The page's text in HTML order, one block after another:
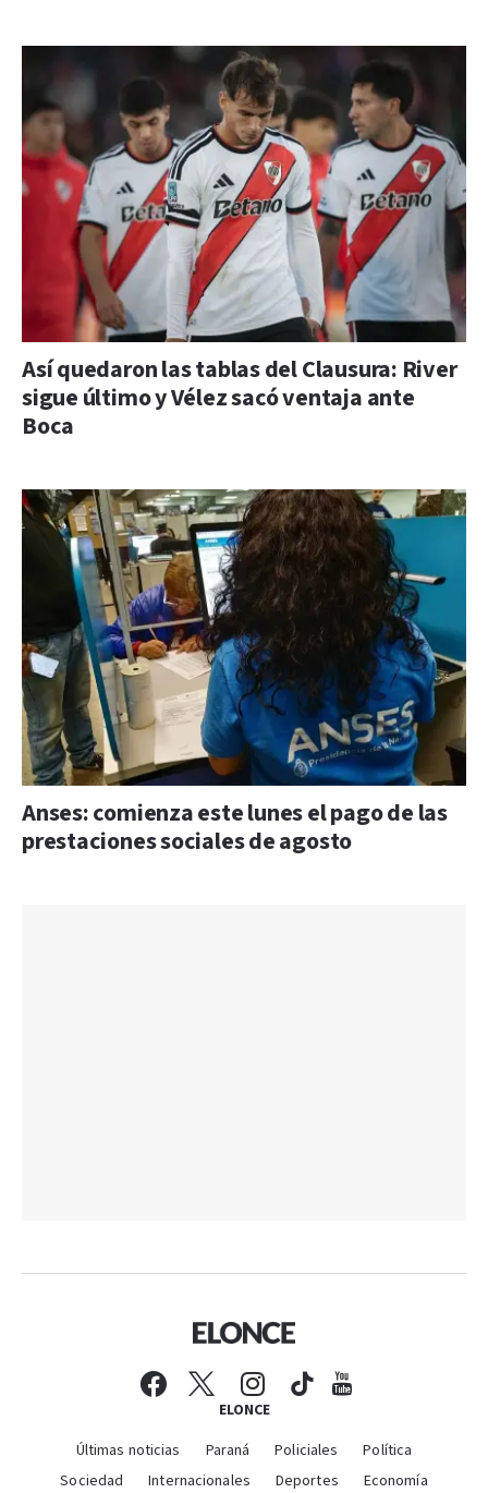
Así quedaron las tablas del Clausura: River
sigue último y Vélez sacó ventaja ante
Boca
Anses: comienza este lunes el pago de las
prestaciones sociales de agosto
ELONCE
Últimas noticias Paraná Policiales
Política
Sociedad
Internacionales Deportes Economía